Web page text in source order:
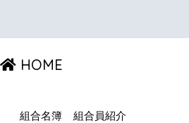
HOME
組合名簿 組合員紹介